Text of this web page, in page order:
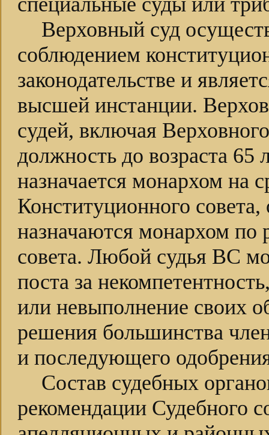
Верховный суд
соблюдением
законодательстве и
высшей инстанции.
судей, включая
должность до возраста 65
назначается монархом на
Конституционного
назначаются монархом по
совета. Любой судья ВС
поста за
или невыполнение своих
решения большинства
и последующего
Состав судебных
рекомендации Судебного